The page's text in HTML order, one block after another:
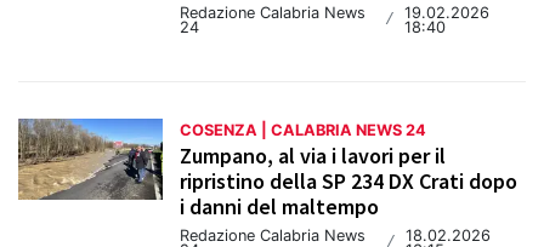
Redazione Calabria News
24
/ 19.02.2026
18:40
COSENZA | CALABRIA NEWS 24
Zumpano, al via i lavori per il
ripristino della SP 234 DX Crati dopo
i danni del maltempo
Redazione Calabria News
/ 18.02.2026